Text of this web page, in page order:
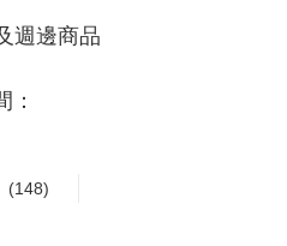
週邊商品
：
(148)